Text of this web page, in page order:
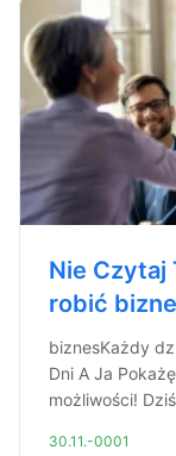
Nie Czytaj
robić
biznesKażdy
Dni A Ja
możliwości!
30.11.-0001